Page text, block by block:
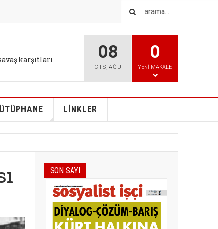
değişikliği bizi
08
CTS, AĞU
0
YENI MAKALE
LİNKLER
SON SAYI